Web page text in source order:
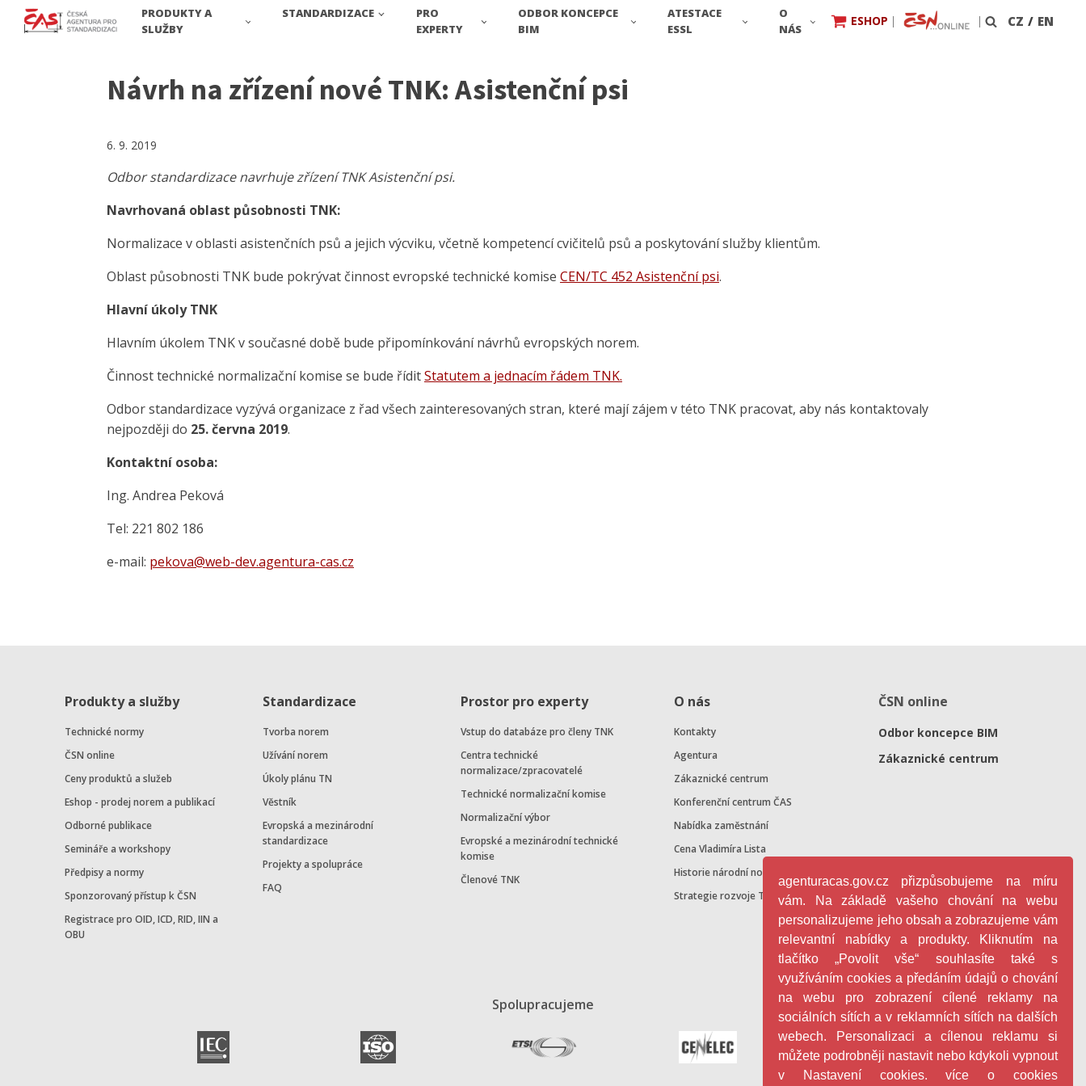
PRODUKTY A
SLUŽBY
STANDARDIZACE
PRO
EXPERTY
ODBOR KONCEPCE
BIM
ATESTACE
ESSL
O
NÁS
ESHOP | | Vyhledávání
CZ / EN
Návrh na zřízení nové TNK: Asistenční psi
6. 9. 2019
Odbor standardizace navrhuje zřízení TNK Asistenční psi.
Navrhovaná oblast působnosti TNK:
Normalizace v oblasti asistenčních psů a jejich výcviku, včetně kompetencí cvičitelů psů a poskytování služby klientům.
Oblast působnosti TNK bude pokrývat činnost evropské technické komise CEN/TC 452 Asistenční psi.
Hlavní úkoly TNK
Hlavním úkolem TNK v současné době bude připomínkování návrhů evropských norem.
Činnost technické normalizační komise se bude říditStatutem a jednacím řádem TNK.
Odbor standardizace vyzývá organizace z řad všech zainteresovaných stran, které mají zájem v této TNK pracovat, aby nás kontaktovaly
nejpozději do 25. června 2019.
Kontaktní osoba:
Ing. Andrea Peková
Tel: 221 802 186
e-mail: pekova@web-dev.agentura-cas.cz
Produkty a služby
Technické normy
ČSN online
Ceny produktů a služeb
Eshop - prodej norem a publikací
Odborné publikace
Semináře a workshopy
Předpisy a normy
Sponzorovaný přístup k ČSN
Registrace pro OID, ICD, RID, IIN a
OBU
Standardizace
Tvorba norem
Užívání norem
Úkoly plánu TN
Věstník
Evropská a mezinárodní
standardizace
Projekty a spolupráce
FAQ
Prostor pro experty
Vstup do databáze pro členy TNK
Centra technické
normalizace/zpracovatelé
Technické normalizační komise
Normalizační výbor
Evropské a mezinárodní technické
komise
Členové TNK
O nás
Kontakty
Agentura
Zákaznické centrum
Konferenční centrum ČAS
Nabídka zaměstnání
Cena Vladimíra Lista
Historie národní normalizace
Strategie rozvoje TN v ČR
ČSN online
Odbor koncepce BIM
Zákaznické centrum
Spolupracujeme
agenturacas.gov.cz přizpůsobujeme na míru
vám. Na základě vašeho chování na webu
personalizujeme jeho obsah a zobrazujeme vám
relevantní nabídky a produkty. Kliknutím na
tlačítko „Povolit vše“ souhlasíte také s
využíváním cookies a předáním údajů o chování
na webu pro zobrazení cílené reklamy na
sociálních sítích a v reklamních sítích na dalších
webech. Personalizaci a cílenou reklamu si
můžete podrobněji nastavit nebo kdykoli vypnout
v Nastavení cookies. více o cookies